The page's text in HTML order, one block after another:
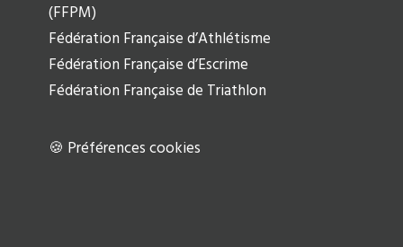
(FFPM)
Fédération Française d’Athlétisme
Fédération Française d’Escrime
Fédération Française de Triathlon
🍪 Préférences cookies